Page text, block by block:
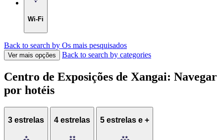
Wi-Fi
Back to search by Os mais pesquisados
Ver mais opções Back to search by categories
Centro de Exposições de Xangai: Navegar
por hotéis
3 estrelas 4 estrelas 5 estrelas e +